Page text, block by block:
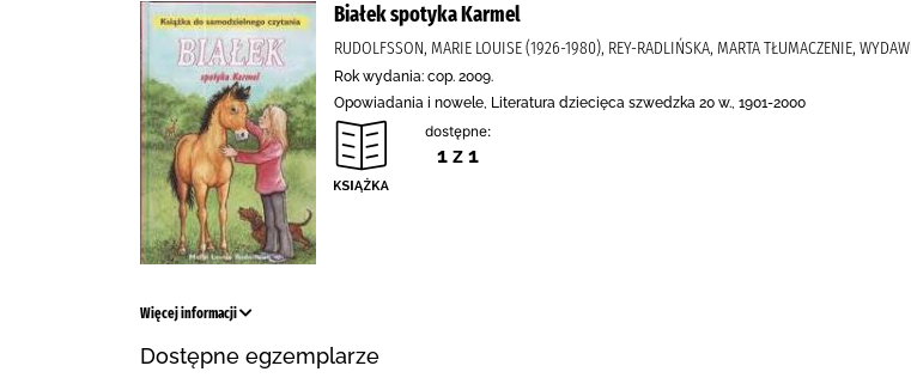
Białek spotyka Karmel
RUDOLFSSON, MARIE LOUISE (1926-1980), REY-RADLIŃSKA, MARTA TŁUMACZENIE,
Rok wydania: cop. 2009.
Opowiadania i nowele, Literatura dziecięca szwedzka 20 w., 1901-2000
dostępne:
1 z 1
Więcej informacji
Dostępne egzemplarze